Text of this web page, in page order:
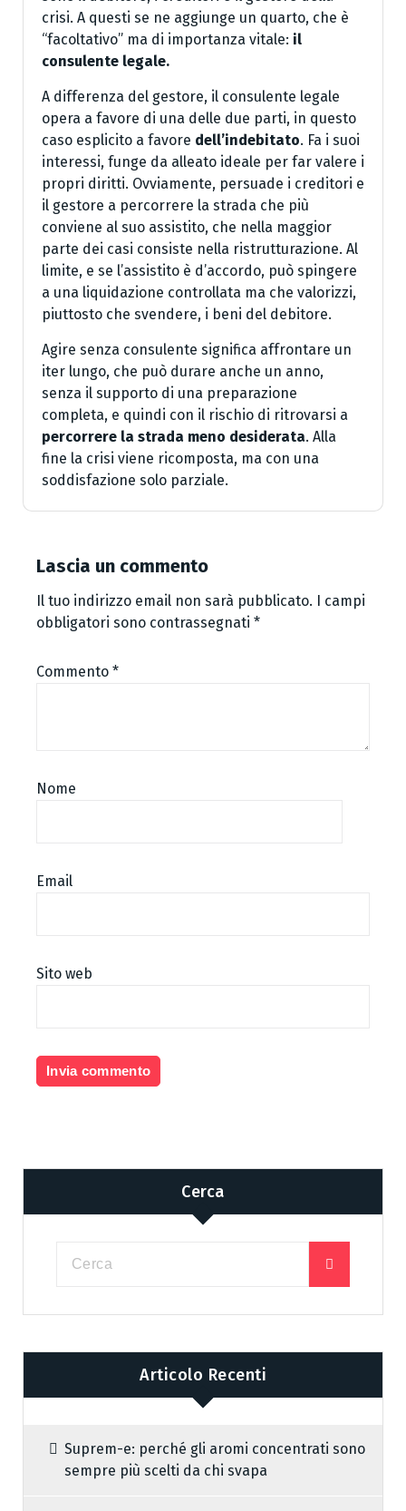
crisi. A questi se ne aggiunge un quarto, che è
“facoltativo” ma di importanza vitale: il
consulente legale.
A differenza del gestore, il consulente legale
opera a favore di una delle due parti, in questo
caso esplicito a favore dell’indebitato. Fa i suoi
interessi, funge da alleato ideale per far valere i
propri diritti. Ovviamente, persuade i creditori e
il gestore a percorrere la strada che più
conviene al suo assistito, che nella maggior
parte dei casi consiste nella ristrutturazione. Al
limite, e se l’assistito è d’accordo, può spingere
a una liquidazione controllata ma che valorizzi,
piuttosto che svendere, i beni del debitore.
Agire senza consulente significa affrontare un
iter lungo, che può durare anche un anno,
senza il supporto di una preparazione
completa, e quindi con il rischio di ritrovarsi a
percorrere la strada meno desiderata. Alla
fine la crisi viene ricomposta, ma con una
soddisfazione solo parziale.
Lascia un commento
Il tuo indirizzo email non sarà pubblicato. I campi
obbligatori sono contrassegnati *
Commento *
Nome
Email
Sito web
Cerca
Articolo Recenti
Suprem-e: perché gli aromi concentrati sono
sempre più scelti da chi svapa